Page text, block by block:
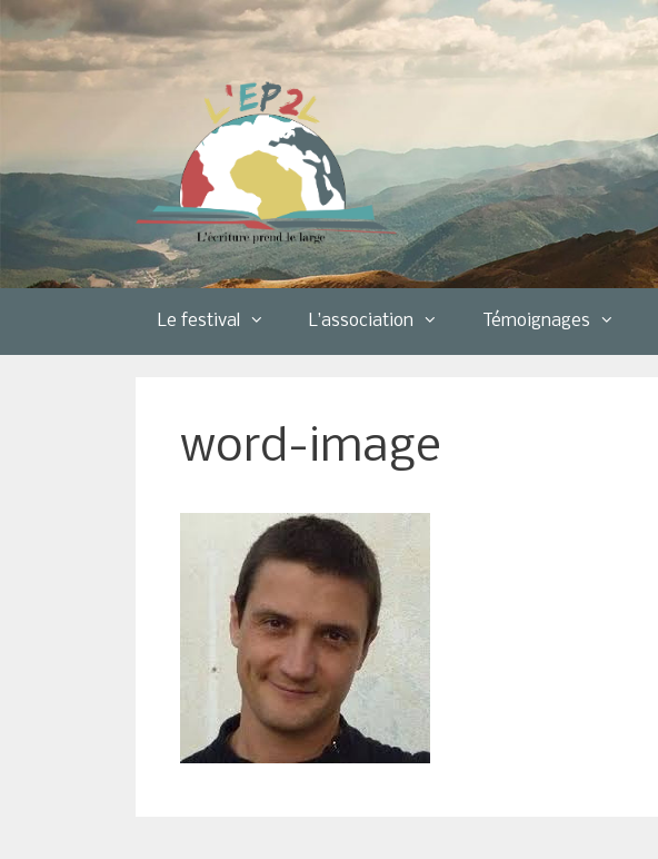
Aller
au
contenu
Le festival L’association Témoignages
word-image